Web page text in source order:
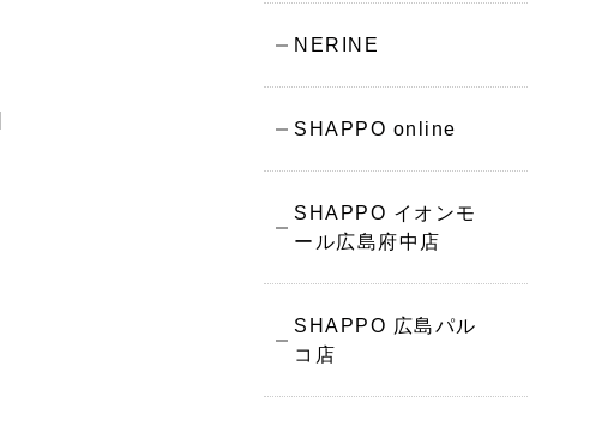
NERINE
SHAPPO online
SHAPPO イオンモ
ール広島府中店
SHAPPO 広島パル
コ店